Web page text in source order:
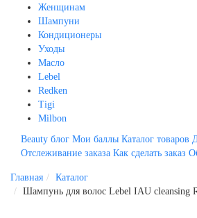
Женщинам
Шампуни
Кондиционеры
Уходы
Масло
Lebel
Redken
Tigi
Milbon
Beauty блог Мои баллы Каталог товаров
Отслеживание заказа Как сделать заказ
Главная
Каталог
Шампунь для волос Lebel IAU cleansing